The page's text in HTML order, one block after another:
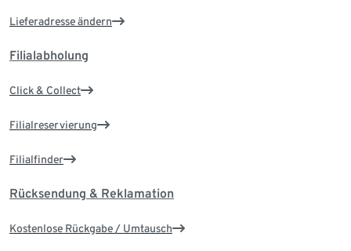
Lieferadresse ändern
Filialabholung
Click & Collect
Filialreservierung
Filialfinder
Rücksendung & Reklamation
Kostenlose Rückgabe / Umtausch